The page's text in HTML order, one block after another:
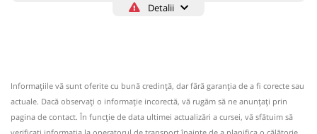
Detalii
Circulă doar luni, marți, miercuri, joi și vineri
Nu a circulat?Semnalați aici
⤣
Informaţiile vă sunt oferite cu bună credinţă, dar fără garanţia de a fi corecte sau
actuale. Dacă observați o informaţie incorectă, vă rugăm să ne anunțați prin
pagina de contact. În funcție de data ultimei actualizări a cursei, vă sfătuim să